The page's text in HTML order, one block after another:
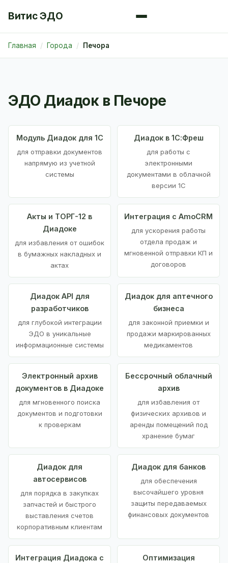
Витис ЭДО
Главная Города Печора
ЭДО Диадок в Печоре
Модуль Диадок для 1С
для отправки документов
напрямую из учетной
системы
Диадок в 1С:Фреш
для работы с
электронными
документами в облачной
версии 1С
Акты и ТОРГ-12 в
Диадоке
для избавления от ошибок
в бумажных накладных и
актах
Интеграция с AmoCRM
для ускорения работы
отдела продаж и
мгновенной отправки КП и
договоров
Диадок API для
разработчиков
для глубокой интеграции
ЭДО в уникальные
информационные системы
Диадок для аптечного
бизнеса
для законной приемки и
продажи маркированных
медикаментов
Электронный архив
документов в Диадоке
для мгновенного поиска
документов и подготовки
к проверкам
Бессрочный облачный
архив
для избавления от
физических архивов и
аренды помещений под
хранение бумаг
Диадок для
автосервисов
для порядка в закупках
запчастей и быстрого
выставления счетов
корпоративным клиентам
Диадок для банков
для обеспечения
высочайшего уровня
защиты передаваемых
финансовых документов
Интеграция Диадока с
Оптимизация